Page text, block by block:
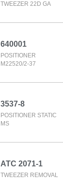
TWEEZER 22D GA
640001
POSITIONER
M22520/2-37
3537-8
POSITIONER STATIC
MS
ATC 2071-1
TWEEZER REMOVAL